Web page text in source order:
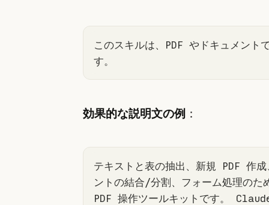
このスキルは、PDF やドキュメント
す。
効果的な説明文の例 ：
テキストと表の抽出、新規 PDF 作成
ントの結合/分割、フォーム処理のた
PDF 操作ツールキットです。